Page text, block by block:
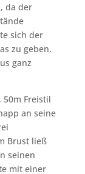
da der
sich der
zu geben.
ganz
50m Freistil
an seine
Brust ließ
seinen
mit einer